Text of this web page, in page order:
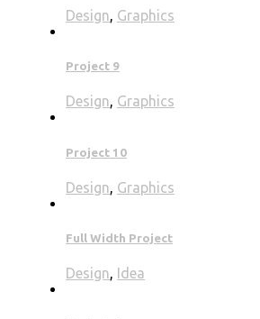
Design, Graphics
Project 9
Design, Graphics
Project 10
Design, Graphics
Full Width Project
Design, Idea